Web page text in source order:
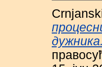
дужника.